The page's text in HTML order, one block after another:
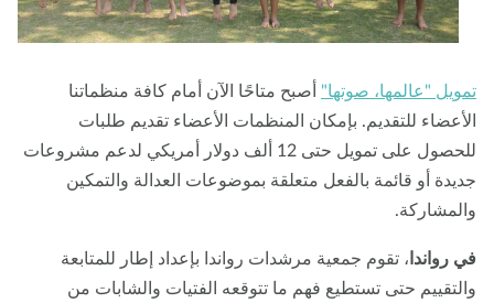
"عالمها، صوتها"أصبح متاحًا الآن أمام كافة منظماتنا
للتقديم. بإمكان المنظمات الأعضاء تقديم طلبات
للحصول على تمويل حتى 12 ألف دولار أمريكي لدعم مشروعات
أو قائمة بالفعل متعلقة بموضوعات العدالة والتمكين
رواندا ، تقوم جمعية مرشدات رواندا بإعداد إطار للمتابعة
حتى تستطيع فهم ما تتوقعه الفتيات والشابات من